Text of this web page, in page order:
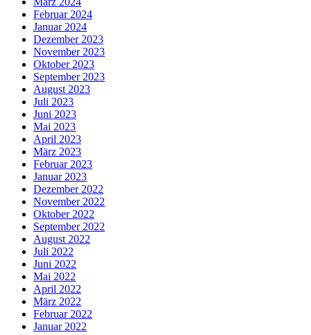
Februar 2024
Januar 2024
Dezember 2023
November 2023
Oktober 2023
September 2023
August 2023
Juli 2023
Juni 2023
Mai 2023
April 2023
März 2023
Februar 2023
Januar 2023
Dezember 2022
November 2022
Oktober 2022
September 2022
August 2022
Juli 2022
Juni 2022
Mai 2022
April 2022
März 2022
Februar 2022
Januar 2022